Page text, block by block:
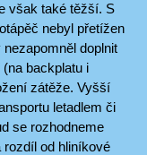
však také těžší. S
nebyl přetížen
doplnit
backplatu i
zátěže. Vyšší
letadlem či
se rozhodneme
rozdíl od hliníkové